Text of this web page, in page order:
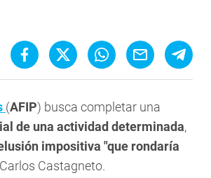
(AFIP) busca completar una
de una actividad determinada,
impositiva "que rondaría
Castagneto.